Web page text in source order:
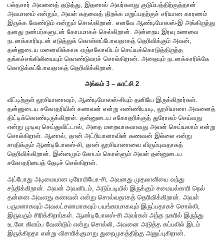
பல்தசார் அவனைத் தடுத்து, இதனால் அவர்களது குடும்பத்திற்குத்தான்
அவமானம் என்றும், அவள் கதவைத் திறக்க மறுப்பதற்குச் சரியான காரணம்
இருக்க வேண்டும் என்றும் சொல்கிறான். எனவே ஆண்டிபோலஸ்-இ அங்கிருந்து
தனது நண்பர்களுடன் கோபமாகச் செல்கிறான். அன்றைய இரவு உணவை
நடனக்காரியுடன் எடுத்துக் கொள்ளப்போவதாகத் தெரிவிக்கும் அவன்,
தன்னுடைய மனைவிக்காக ஏஞ்சலோவிடம் செய்யக்கொடுத்திருந்த
தங்கச்சங்கிலியையும் கொண்டுவரச் சொல்கிறான். அதையும் நடனக்காரிக்கே
கொடுக்கப்போவதாகத் தெரிவிக்கிறான்.
அங்கம் 3 – காட்சி 2
வீட்டிற்குள் லூசியானாவும், ஆண்டிபோலஸ்-சியும் தனியே இருக்கிறார்கள்.
தன்னுடைய சகோதரியின் கணவன் என்று எண்ணியபடி, லூசியானா அவனைத்
திட்டிக்கொண்டிருக்கிறாள். தன்னுடைய சகோதரிக்குத் துரோகம் செய்வது
என்று முடிவு செய்துவிட்டால், அதை மறைவாகவாவது அவன் செய்யலாம் என்று
சொல்கிறாள். ஆனால், தான் அட்ரியானாவின் கணவன் இல்லை என்று
சாதிக்கும் ஆண்டிபோலஸ்-சி, தான் லூசியானாவை விரும்புவதாகத்
தெரிவிக்கிறான். இன்னமும் கோபம் கொள்ளும் அவள் தன்னுடைய
சகோதரியைத் தேடிச் செல்கிறாள்.
அப்போது அடிமையான டிரோமியோ-சி, அவனது முதலாளியை வந்து
சந்திக்கிறான். அவன் அவனிடம், அடுப்படியில் இருக்கும் சமையல்காரி நெல்
தன்னை அவளது கணவன் என்று சொல்வதாகத் தெரிவிக்கிறான். அவள்
பருமனாகவும் அவலட்சணமாகவும் பயங்கரமாகவும் இருப்பதாகச் சொல்லி,
இருவரும் சிரிக்கிறார்கள். ஆண்டிபோலஸ்-சி அவர்கள் அந்த நகரில் இருந்து
உடனே கிளம்ப வேண்டும் என்று சொல்லி, அவனை அடுத்த கப்பலில் இடம்
இருக்கிறதா என்று விசாரிக்குமாறு துறைமுகத்திற்கு அனுப்புகிறான்.